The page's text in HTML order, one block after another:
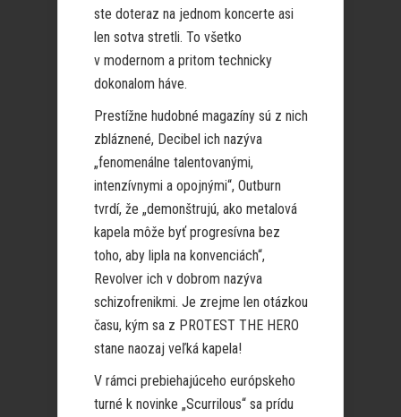
ste doteraz na jednom koncerte asi
len sotva stretli. To všetko
v modernom a pritom technicky
dokonalom háve.
Prestížne hudobné magazíny sú z nich
zbláznené, Decibel ich nazýva
„fenomenálne talentovanými,
intenzívnymi a opojnými“, Outburn
tvrdí, že „demonštrujú, ako metalová
kapela môže byť progresívna bez
toho, aby lipla na konvenciách“,
Revolver ich v dobrom nazýva
schizofrenikmi. Je zrejme len otázkou
času, kým sa z PROTEST THE HERO
stane naozaj veľká kapela!
V rámci prebiehajúceho európskeho
turné k novinke „Scurrilous“ sa prídu